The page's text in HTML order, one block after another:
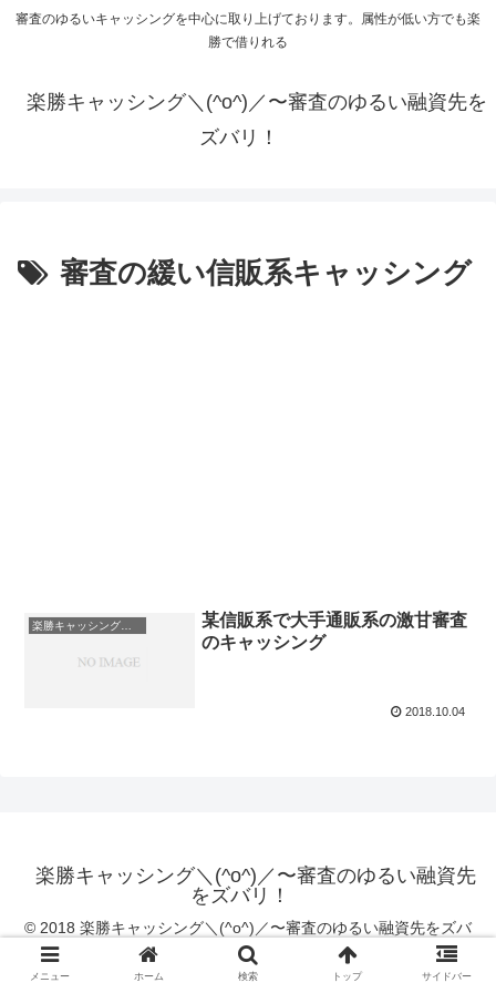
審査のゆるいキャッシングを中心に取り上げております。属性が低い方でも楽
勝で借りれる
楽勝キャッシング＼(^o^)／〜審査のゆるい融資先を
ズバリ！
審査の緩い信販系キャッシング
某信販系で大手通販系の激甘審査
のキャッシング
2018.10.04
楽勝キャッシング＼(^o^)／〜審査のゆるい融資先
をズバリ！
© 2018 楽勝キャッシング＼(^o^)／〜審査のゆるい融資先をズバ
リ！.
メニュー ホーム 検索 トップ サイドバー